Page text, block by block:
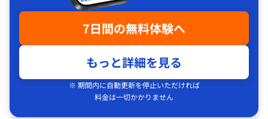
7日間の無料体験へ
もっと詳細を見る
※ 期間内に自動更新を停止いただければ
料金は一切かかりません